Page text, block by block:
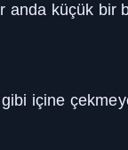
anda küçük
içine